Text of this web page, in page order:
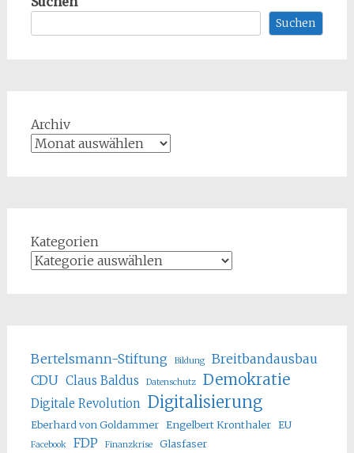
Suchen
Archiv
Kategorien
Bertelsmann-Stiftung Bildung
Breitbandausbau
CDU Claus Baldus Datenschutz Demokratie
Digitale Revolution Digitalisierung
Eberhard von Goldammer Engelbert Kronthaler EU
Facebook FDP Finanzkrise Glasfaser